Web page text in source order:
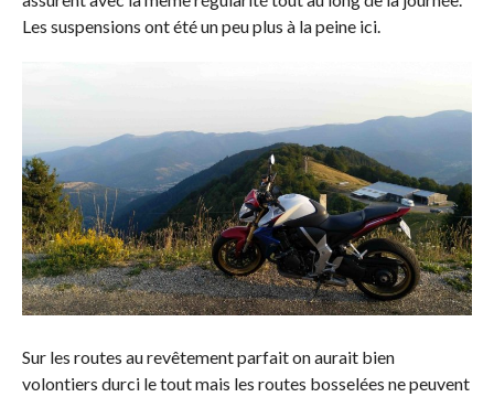
Les suspensions ont été un peu plus à la peine ici.
Sur les routes au revêtement parfait on aurait bien
volontiers durci le tout mais les routes bosselées ne peuvent